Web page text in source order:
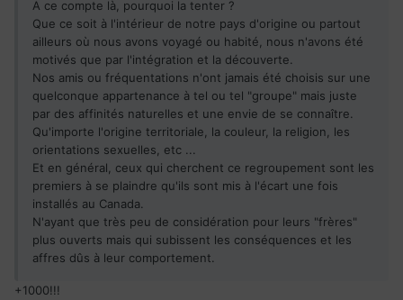
A ce compte là, pourquoi la tenter ?
Que ce soit à l'intérieur de notre pays d'origine ou partout
ailleurs où nous avons voyagé ou habité, nous n'avons été
motivés que par l'intégration et la découverte.
Nos amis ou fréquentations n'ont jamais été choisis sur une
quelconque appartenance à tel ou tel "groupe" mais juste
par des affinités naturelles et une envie de se connaître.
Qu'importe l'origine territoriale, la couleur, la religion, les
orientations sexuelles, etc ...
Et en général, ceux qui cherchent ce regroupement sont les
premiers à se plaindre qu'ils sont mis à l'écart une fois
installés au Canada.
N'ayant que très peu de considération pour leurs "frères"
plus ouverts mais qui subissent les conséquences et les
affres dûs à leur comportement.
+1000!!!